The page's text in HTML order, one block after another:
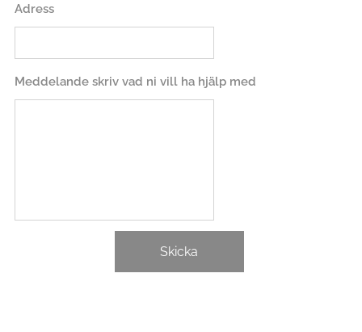
Adress
Meddelande skriv vad ni vill ha hjälp med
Skicka